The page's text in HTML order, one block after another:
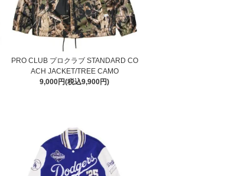
PRO CLUB プロクラブ STANDARD CO
ACH JACKET/TREE CAMO
9,000円(税込9,900円)